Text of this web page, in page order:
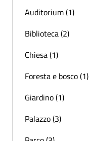
Auditorium (1)
Biblioteca (2)
Chiesa (1)
Foresta e bosco (1)
Giardino (1)
Palazzo (3)